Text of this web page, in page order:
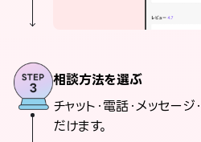
相談方法を選ぶ
チャット・電話・メッセー
だけます。